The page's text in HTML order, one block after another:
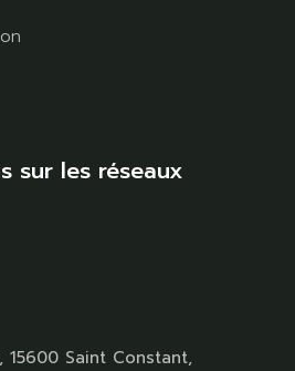
sur les réseaux
15600 Saint Constant,